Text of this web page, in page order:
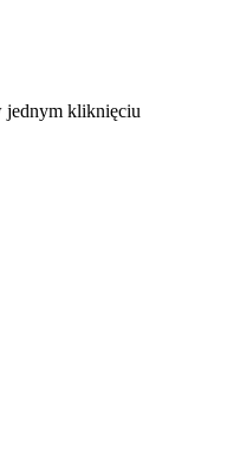
jednym kliknięciu